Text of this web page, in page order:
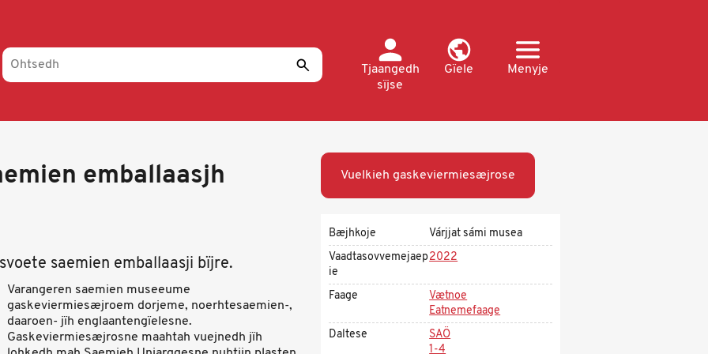
Tjaangedh
sïjse
Gïele Menyje
emballaasjh
saemien emballaasji bïjre.
Varangeren saemien museeume
gaskeviermiesæjroem dorjeme, noerhtesaemien-,
daaroen- jïh englaantengïelesne.
Gaskeviermiesæjrosne maahtah vuejnedh jïh
Vuelkieh gaskeviermiesæjrose
Bæjhkoje
Várjjat sámi musea
Vaadtasovvemejaep
ie
2022
Faage
Vætnoe
Eatnemefaage
Daltese
SAÖ
1-4